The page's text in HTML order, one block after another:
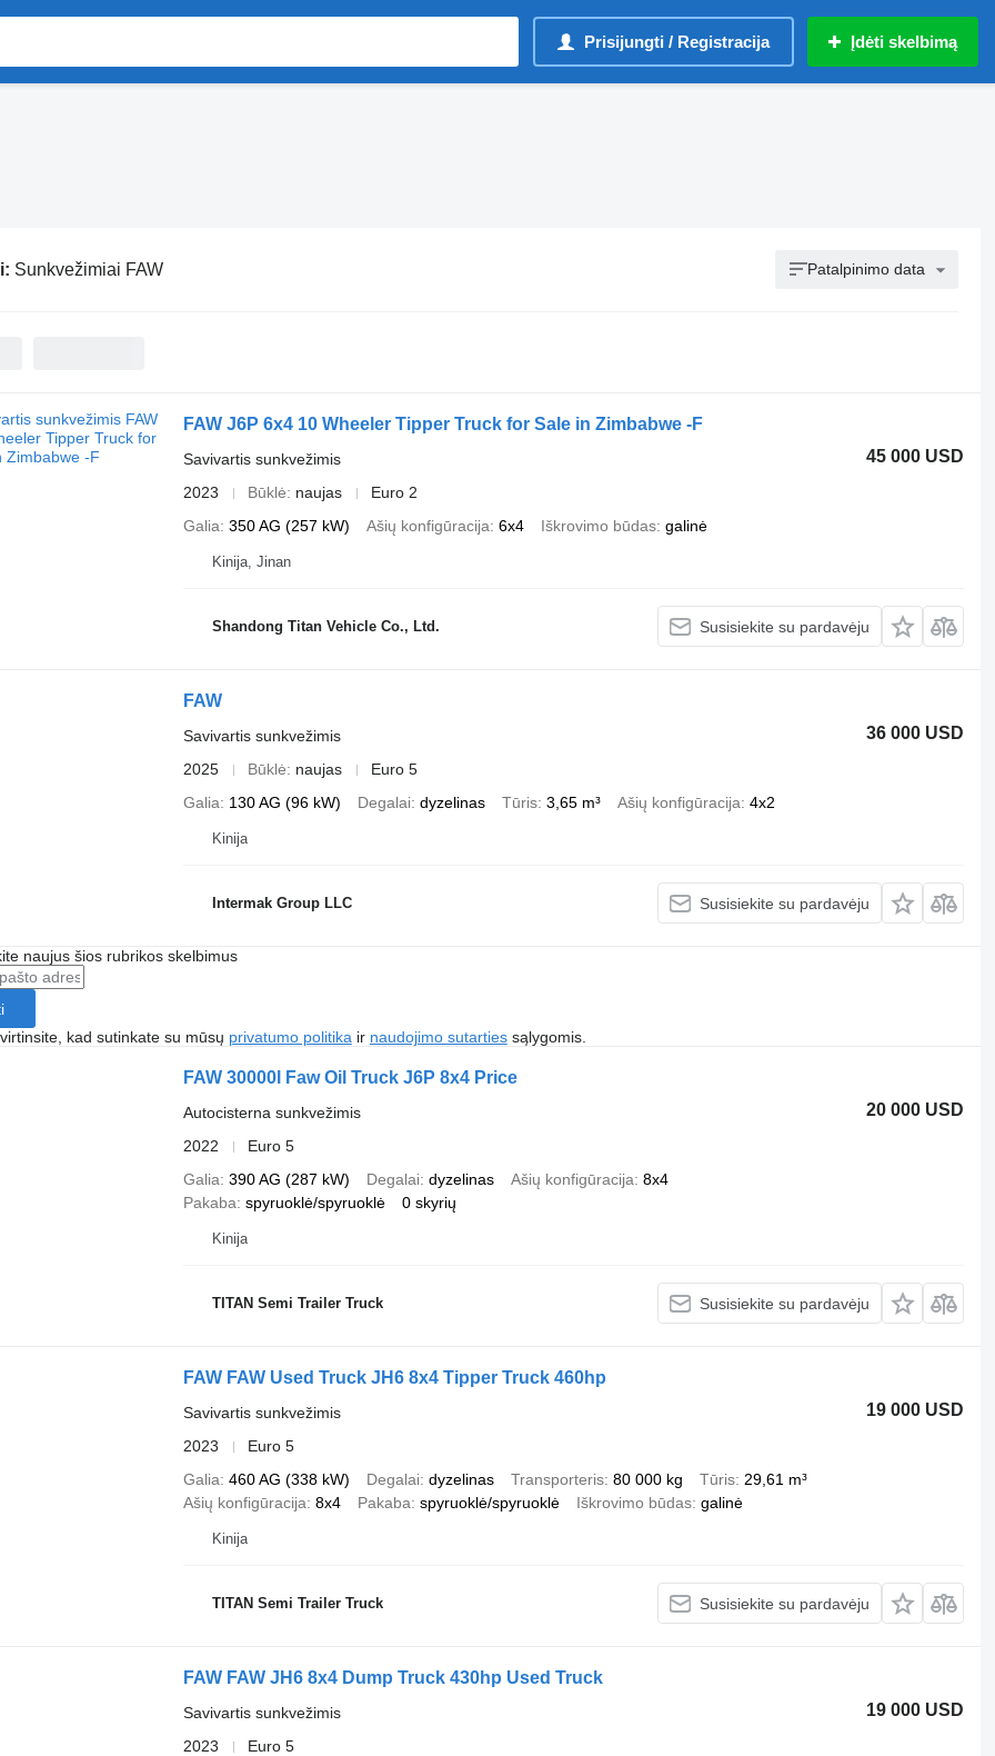
Prisijungti / Registracija Įdėti skelbimą
Sunkvežimiai FAW Patalpinimo data
FAW J6P 6x4 10 Wheeler Tipper Truck for Sale in Zimbabwe -F
45 000 USD
Savivartis sunkvežimis
2023
Būklė naujas
Euro 2
Galia 350 AG (257 kW) Ašių konfigūracija 6x4 Iškrovimo būdas galinė
Kinija, Jinan
Shandong Titan Vehicle Co., Ltd. Susisiekite su pardavėju
FAW
36 000 USD
Savivartis sunkvežimis
2025
Būklė naujas
Euro 5
Galia
130 AG (96 kW) Degalai dyzelinas Tūris 3,65 m³ Ašių konfigūracija 4x2
Kinija
Intermak Group LLC Susisiekite su pardavėju
naujus šios rubrikos skelbimus
kad sutinkate su mūsų privatumo politika ir naudojimo sutartiessąlygomis.
FAW 30000l Faw Oil Truck J6P 8x4 Price
20 000 USD
Autocisterna sunkvežimis
2022
Euro 5
Galia 390 AG (287 kW) Degalai dyzelinas Ašių konfigūracija 8x4
Pakaba spyruoklė/spyruoklė 0 skyrių
Kinija
TITAN Semi Trailer Truck Susisiekite su pardavėju
FAW FAW Used Truck JH6 8x4 Tipper Truck 460hp
19 000 USD
Savivartis sunkvežimis
2023
Euro 5
Galia 460 AG (338 kW) Degalai dyzelinas Transporteris 80 000 kg Tūris 29,61 m³
Ašių konfigūracija 8x4 Pakaba spyruoklė/spyruoklė Iškrovimo būdas galinė
Kinija
TITAN Semi Trailer Truck Susisiekite su pardavėju
FAW FAW JH6 8x4 Dump Truck 430hp Used Truck
19 000 USD
Savivartis sunkvežimis
2023
Euro 5